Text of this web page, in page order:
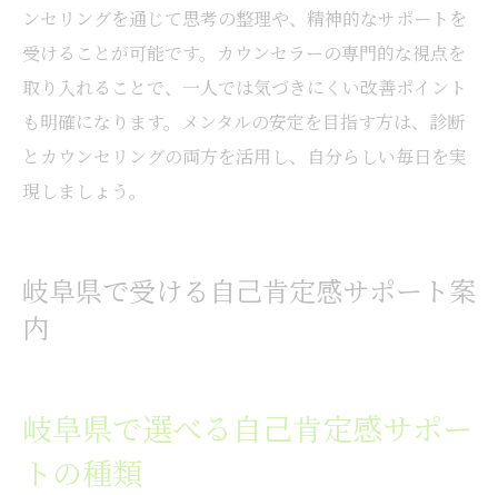
ンセリングを通じて思考の整理や、精神的なサポートを
受けることが可能です。カウンセラーの専門的な視点を
取り入れることで、一人では気づきにくい改善ポイント
も明確になります。メンタルの安定を目指す方は、診断
とカウンセリングの両方を活用し、自分らしい毎日を実
現しましょう。
岐阜県で受ける自己肯定感サポート案
内
岐阜県で選べる自己肯定感サポー
トの種類